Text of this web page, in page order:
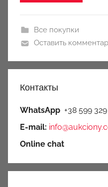
Все покупки
Оставить
Контакты
WhatsApp +38 599
E-mail:
Online chat